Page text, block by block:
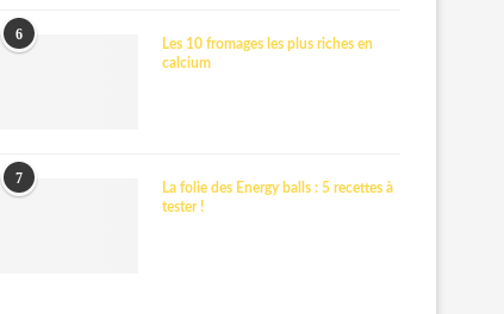
6
Les 10 fromages les plus riches en
calcium
7
La folie des Energy balls : 5 recettes à
tester !